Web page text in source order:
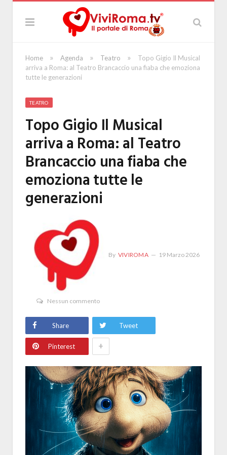
Home » Agenda » Teatro »
Topo Gigio Il Musical
arriva a Roma: al Teatro Brancaccio una fiaba che emoziona
tutte le generazioni
TEATRO
Topo Gigio Il Musical
arriva a Roma: al Teatro
Brancaccio una fiaba che
emoziona tutte le
generazioni
By VIVIROMA 19 Marzo 2026
Nessun commento
Share Tweet
Pinterest +